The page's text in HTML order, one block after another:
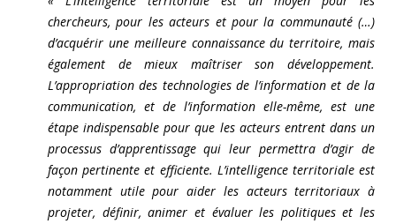
chercheurs, pour les acteurs et pour la communauté (…)
d’acquérir une meilleure connaissance du territoire, mais
également de mieux maîtriser son développement.
L’appropriation des technologies de l’information et de la
communication, et de l’information elle-même, est une
étape indispensable pour que les acteurs entrent dans un
processus d’apprentissage qui leur permettra d’agir de
façon pertinente et efficiente. L’intelligence territoriale est
notamment utile pour aider les acteurs territoriaux à
projeter, définir, animer et évaluer les politiques et les